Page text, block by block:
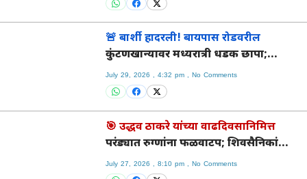
🚨 बार्शी हादरली! बायपास रोडवरील
कुंटणखान्यावर मध्यरात्री धडक छापा;
पीडितेची सुटका, मॅनेजर अटक!
July 29, 2026 4:32 pm No Comments
🎯 उद्धव ठाकरे यांच्या वाढदिवसानिमित्त
परंड्यात रुग्णांना फळवाटप; शिवसैनिकांचा
सेवाभावी उपक्रम.
July 27, 2026 8:10 pm No Comments